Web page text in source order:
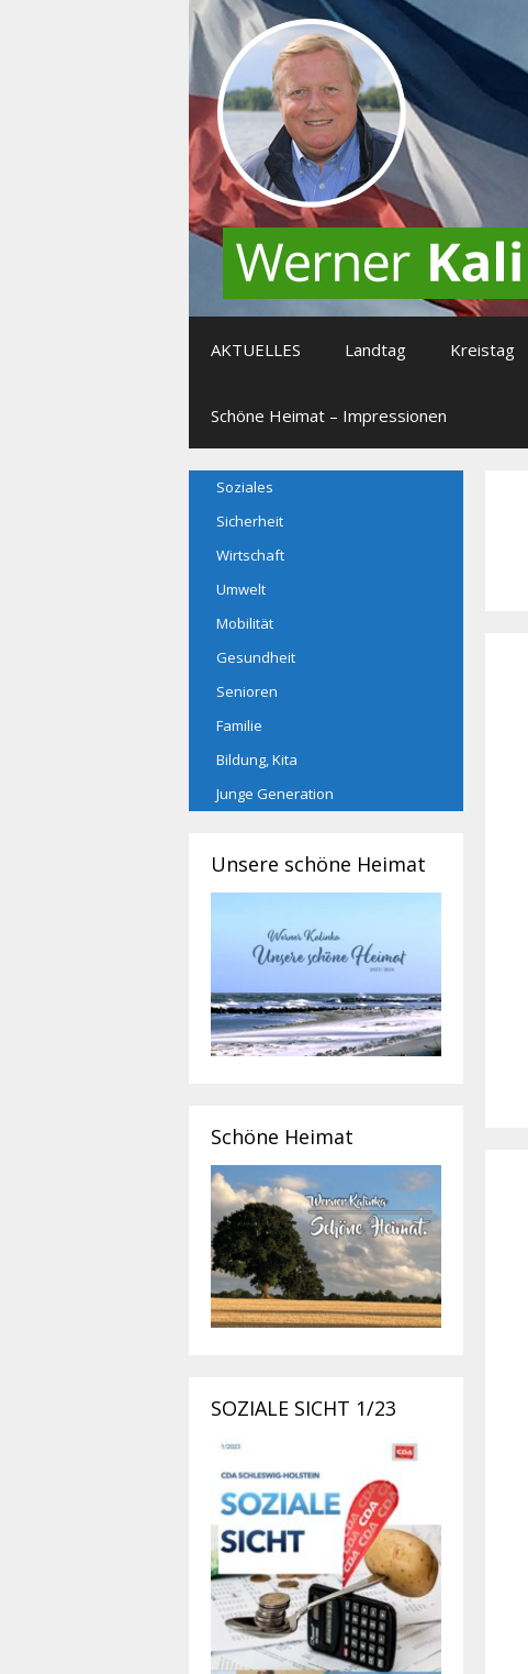
AKTUELLES Landtag Kreistag
Schöne Heimat – Impressionen
Soziales
Sicherheit
Wirtschaft
Umwelt
Mobilität
Gesundheit
Senioren
Familie
Bildung, Kita
Junge Generation
Unsere schöne Heimat
Schöne Heimat
SOZIALE SICHT 1/23